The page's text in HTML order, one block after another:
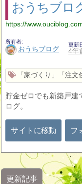
おうちブロ
https://
所有者
おうちブログ
更新
4年
「家づくり」「注
貯金ゼロでも新築戸建
ログ。
サイトに移動 フ
更新記事